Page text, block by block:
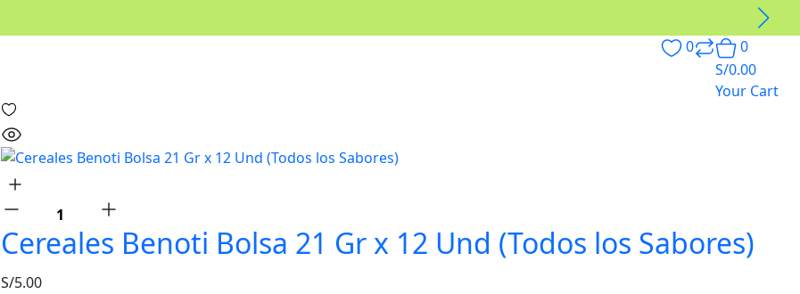
0
0
S/0.00
Your Cart
Cereales Benoti Bolsa 21 Gr x 12 Und (Todos los Sabores)
S/5.00